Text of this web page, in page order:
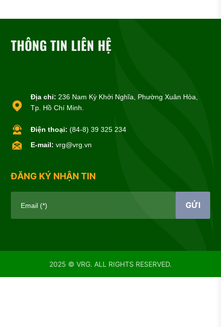
THÔNG TIN LIÊN HỆ
Địa chỉ: 236 Nam Kỳ Khởi Nghĩa, Phường Xuân Hòa,
Tp. Hồ Chí Minh.
Điện thoại: (84-8) 39 325 234
E-mail: vrg@vrg.vn
ĐĂNG KÝ NHẬN TIN
Email (*) GỬI
2025 © VRG. ALL RIGHTS RESERVED.